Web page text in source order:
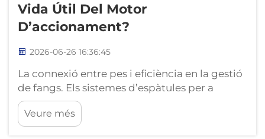
Vida Útil Del Motor
D’accionament?
2026-06-26 16:36:45
La connexió entre pes i eficiència en la gestió
de fangs. Els sistemes d’espàtules per a
basses de sedimentació funcionen de manera
contínua, desplaçant els sòlids sedimentats
sobre el fons de les basses fins als embuts de
Veure més